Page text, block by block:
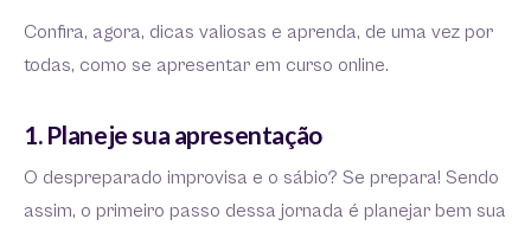
Confira, agora, dicas valiosas e aprenda, de uma vez por
todas, como se apresentar em curso online.
1. Planeje sua apresentação
O despreparado improvisa e o sábio? Se prepara! Sendo
assim, o primeiro passo dessa jornada é planejar bem sua